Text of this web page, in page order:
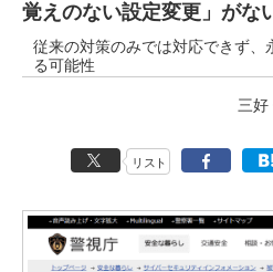
覚えのない設定変更」がな
従来の対策のみでは対応できず、
る可能性
三好
リスト